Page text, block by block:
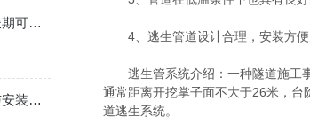
4、逃生管道设计合理，安装方便
逃生管系统介绍：一种隧道施工事
通常距离开挖掌子面不大于26米，
道逃生系统。
如何确保超高分子逃生管道的长期可靠性？安装与维护关键点
超高分子逃生管道的连接方式与安装技巧